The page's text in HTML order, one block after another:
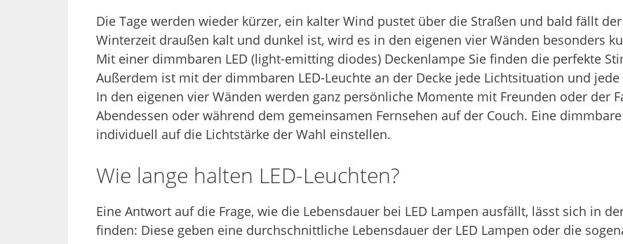
Die Tage werden wieder kürzer, ein kalter Wind pustet über die Straßen und bald fällt
Winterzeit draußen kalt und dunkel ist, wird es in den eigenen vier Wänden besonders
Mit einer dimmbaren LED (light-emitting diodes) Deckenlampe Sie finden die perfekte
Außerdem ist mit der dimmbaren LED-Leuchte an der Decke jede Lichtsituation und
In den eigenen vier Wänden werden ganz persönliche Momente mit Freunden oder der
Abendessen oder während dem gemeinsamen Fernsehen auf der Couch. Eine
individuell auf die Lichtstärke der Wahl einstellen.
Wie lange halten LED-Leuchten?
Eine Antwort auf die Frage, wie die Lebensdauer bei LED Lampen ausfällt, lässt sich in
finden: Diese geben eine durchschnittliche Lebensdauer der LED Lampen oder die